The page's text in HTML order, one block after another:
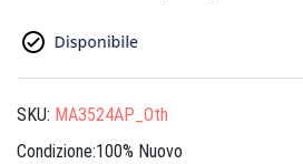
SKU: MA3524AP_Oth
Condizione:100% Nuovo